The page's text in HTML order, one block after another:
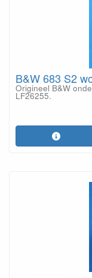
B&W 683 S2
Origineel B&W
LF26255.